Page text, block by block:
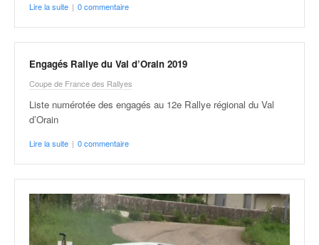
Lire la suite | 0 commentaire
Engagés Rallye du Val d’Orain 2019
Coupe de France des Rallyes
Liste numérotée des engagés au 12e Rallye régional du Val
d’Orain
Lire la suite | 0 commentaire